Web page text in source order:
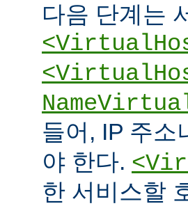
다음 단계는
들어, IP 주
야 한다.
한 서비스할